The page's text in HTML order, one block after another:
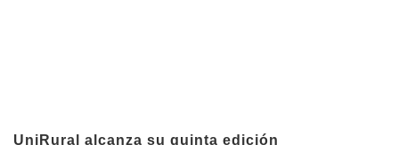
UniRural alcanza su quinta edición